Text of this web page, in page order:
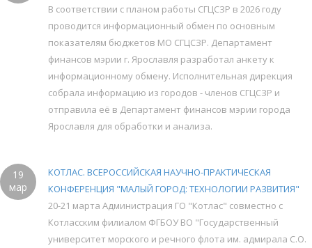
В соответствии с планом работы СГЦСЗР в 2026 году
проводится информационный обмен по основным
показателям бюджетов МО СГЦСЗР. Департамент
финансов мэрии г. Ярославля разработал анкету к
информационному обмену. Исполнительная дирекция
собрала информацию из городов - членов СГЦСЗР и
отправила её в Департамент финансов мэрии города
Ярославля для обработки и анализа.
19
мар
КОТЛАС. ВСЕРОССИЙСКАЯ НАУЧНО-ПРАКТИЧЕСКАЯ
КОНФЕРЕНЦИЯ "МАЛЫЙ ГОРОД: ТЕХНОЛОГИИ РАЗВИТИЯ"
20-21 марта Администрация ГО "Котлас" совместно с
Котласским филиалом ФГБОУ ВО "Государственный
университет морского и речного флота им. адмирала С.О.